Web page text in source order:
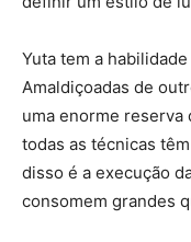
Yuta tem a
Amaldiçoadas de
uma enorme reserva
todas as técnicas
disso é a execução
consomem grandes